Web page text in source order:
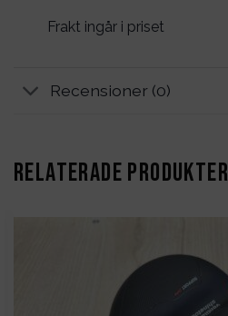
Frakt ingår i priset
Recensioner (0)
RELATERADE PRODUKTER